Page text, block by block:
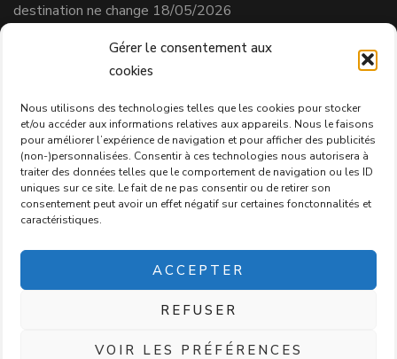
Gérer le consentement aux
cookies
Nous utilisons des technologies telles que les cookies pour stocker
et/ou accéder aux informations relatives aux appareils. Nous le faisons
pour améliorer l’expérience de navigation et pour afficher des publicités
(non-)personnalisées. Consentir à ces technologies nous autorisera à
traiter des données telles que le comportement de navigation ou les ID
uniques sur ce site. Le fait de ne pas consentir ou de retirer son
consentement peut avoir un effet négatif sur certaines fonctonnalités et
caractéristiques.
ACCEPTER
REFUSER
VOIR LES PRÉFÉRENCES
destination ne change 18/05/2026
Prestataire de services
N° affilié AVS : 331.684.3
Politique de confidentialité
2026 CopyrightPassion Voyageuse.Blossom Chic - Développé
Blossom Themes .Propulsé par
POLITIQUE DE CONFIDENTIALITÉ